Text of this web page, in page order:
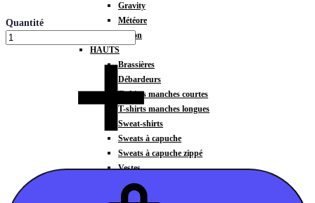
Gravity
Météore
Action
HAUTS
Brassières
Débardeurs
T-shirts manches courtes
T-shirts manches longues
Sweat-shirts
Sweats à capuche
Sweats à capuche zippé
Vestes
Jupes
Quantité